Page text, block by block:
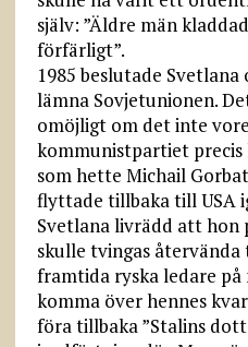
själv: ”Äldre män
förfärligt”.
1985 beslutade
lämna Sovjetunionen.
omöjligt om det inte
kommunistpartiet
som hette Michail
flyttade tillbaka till USA
Svetlana livrädd att
skulle tvingas
framtida ryska ledare
komma över hennes
föra tillbaka ”Stalins